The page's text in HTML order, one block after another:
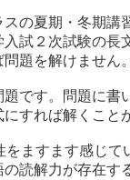
の夏期・冬期
試２次試験の
題を解けませ
です。問題に
すれば解くこと
ますます感じ
読解力が存在